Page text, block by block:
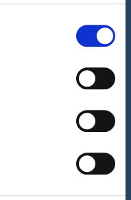
bei uns
eine E-Mail